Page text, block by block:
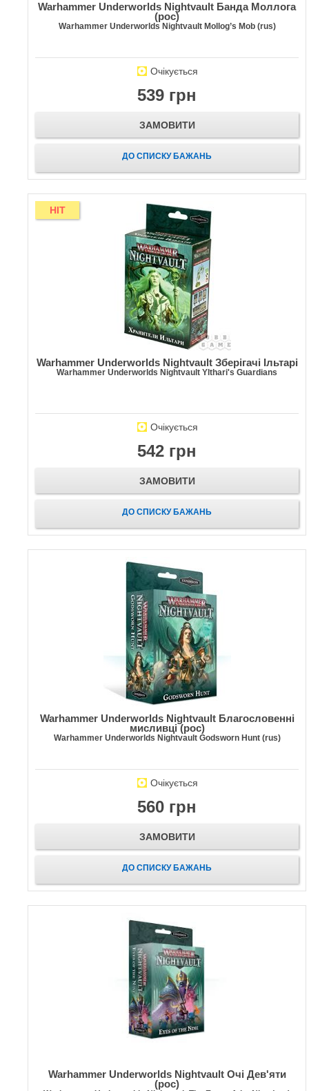
Warhammer Underworlds Nightvault Банда Моллога
(рос)
Warhammer Underworlds Nightvault Mollog’s Mob (rus)
Очікується
539 грн
ЗАМОВИТИ
ДО СПИСКУ БАЖАНЬ
HIT
Warhammer Underworlds Nightvault Зберігачі Ільтарі
Warhammer Underworlds Nightvault Ylthari's Guardians
Очікується
542 грн
ЗАМОВИТИ
ДО СПИСКУ БАЖАНЬ
Warhammer Underworlds Nightvault Благословенні
мисливці (рос)
Warhammer Underworlds Nightvault Godsworn Hunt (rus)
Очікується
560 грн
ЗАМОВИТИ
ДО СПИСКУ БАЖАНЬ
Warhammer Underworlds Nightvault Очі Дев'яти
(рос)